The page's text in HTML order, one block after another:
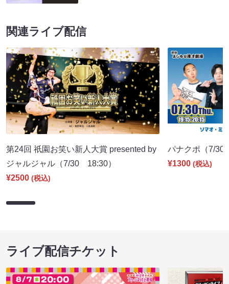
関連ライブ配信
第24回 祇園お笑い新人大賞 presented by
ジャルジャル（7/30 18:30）
¥2500 (税込)
パナクポ（7/
¥1300 (税込)
ライブ配信チケット